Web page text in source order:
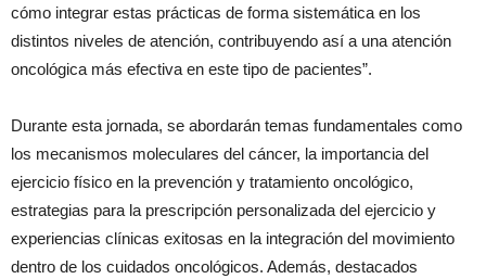
cómo integrar estas prácticas de forma sistemática en los
distintos niveles de atención, contribuyendo así a una atención
oncológica más efectiva en este tipo de pacientes”.
Durante esta jornada, se abordarán temas fundamentales como
los mecanismos moleculares del cáncer, la importancia del
ejercicio físico en la prevención y tratamiento oncológico,
estrategias para la prescripción personalizada del ejercicio y
experiencias clínicas exitosas en la integración del movimiento
dentro de los cuidados oncológicos. Además, destacados